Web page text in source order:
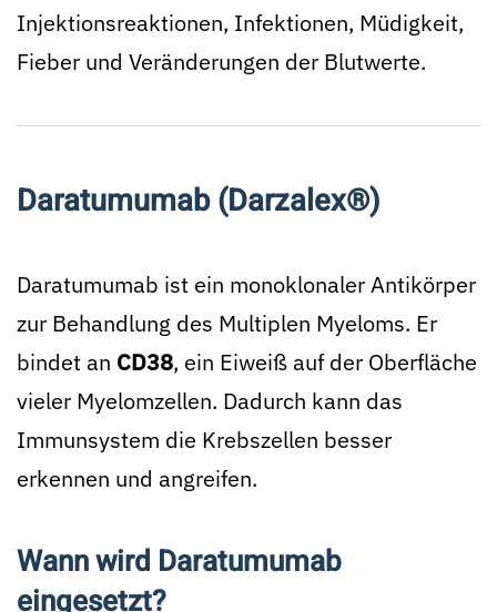
Injektionsreaktionen, Infektionen, Müdigkeit,
Fieber und Veränderungen der Blutwerte.
Daratumumab (Darzalex®)
Daratumumab ist ein monoklonaler Antikörper
zur Behandlung des Multiplen Myeloms. Er
bindet an CD38, ein Eiweiß auf der Oberfläche
vieler Myelomzellen. Dadurch kann das
Immunsystem die Krebszellen besser
erkennen und angreifen.
Wann wird Daratumumab
eingesetzt?